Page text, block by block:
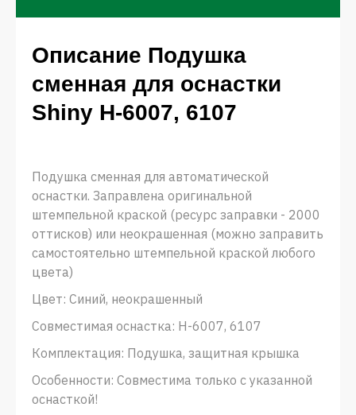
Описание Подушка
сменная для оснастки
Shiny H-6007, 6107
Подушка сменная для автоматической
оснастки. Заправлена оригинальной
штемпельной краской (ресурс заправки - 2000
оттисков) или неокрашенная (можно заправить
самостоятельно штемпельной краской любого
цвета)
Цвет: Синий, неокрашенный
Совместимая оснастка: H-6007, 6107
Комплектация: Подушка, защитная крышка
Особенности: Совместима только с указанной
оснасткой!